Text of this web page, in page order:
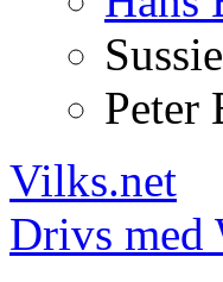
Sussie
Peter
Vilks.net
Drivs med